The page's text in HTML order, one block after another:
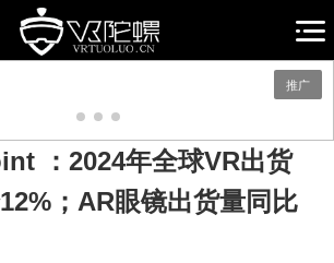
推广
：2024年全球VR出货
；AR眼镜出货量同比